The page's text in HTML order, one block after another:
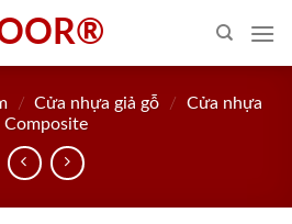
/ Cửa nhựa giả gỗ /
Cửa nhựa
Composite